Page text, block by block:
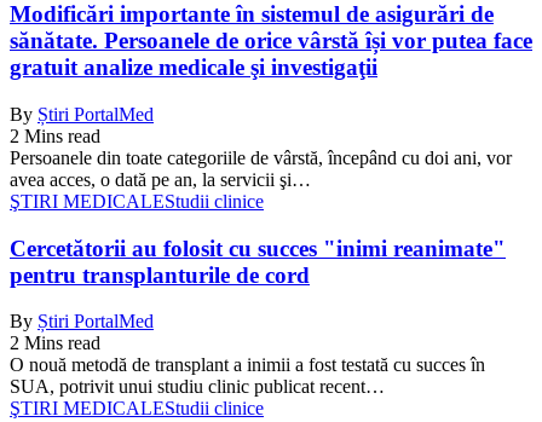
Modificări importante în sistemul de asigurări de
sănătate. Persoanele de orice vârstă își vor putea face
gratuit analize medicale şi investigaţii
By Știri PortalMed
2 Mins read
Persoanele din toate categoriile de vârstă, începând cu doi ani, vor
avea acces, o dată pe an, la servicii şi…
ŞTIRI MEDICALEStudii clinice
Cercetătorii au folosit cu succes "inimi reanimate"
pentru transplanturile de cord
By Știri PortalMed
2 Mins read
O nouă metodă de transplant a inimii a fost testată cu succes în
SUA, potrivit unui studiu clinic publicat recent…
ŞTIRI MEDICALEStudii clinice